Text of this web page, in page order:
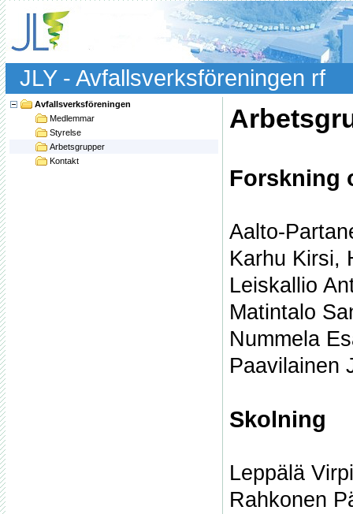
JLY - Avfallsverksföreningen rf
Avfallsverksföreningen
Medlemmar
Styrelse
Arbetsgrupper
Kontakt
Forskning
Aalto-
Karhu Kirsi,
Leiskallio
Matintalo
Nummela
Paavilainen
Skolning
Leppälä
Rahkonen